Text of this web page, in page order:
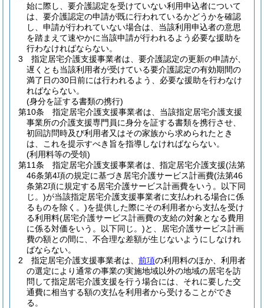
始に際し、要介護認定を受けていない利用申込者について
は、要介護認定の申請が既に行われているかどうかを確認
し、申請が行われていない場合は、当該利用申込者の意思
を踏まえて速やかに当該申請が行われるよう必要な援助を
行わなければならない。
3
指定居宅介護支援事業者は、要介護認定の更新の申請が、
遅くとも当該利用者が受けている要介護認定の有効期間の
満了日の30日前には行われるよう、必要な援助を行わなけ
ればならない。
(身分を証する書類の携行)
第10条
指定居宅介護支援事業者は、当該指定居宅介護支援
事業所の介護支援専門員に身分を証する書類を携行させ、
初回訪問時及び利用者又はその家族から求められたとき
は、これを提示すべき旨を指導しなければならない。
(利用料等の受領)
第11条
指定居宅介護支援事業者は、指定居宅介護支援(法第
46条第4項の規定に基づき居宅介護サービス計画費(法第46
条第2項に規定する居宅介護サービス計画費をいう。以下同
じ。)が当該指定居宅介護支援事業者に支払われる場合に係
るものを除く。)を提供した際にその利用者から支払を受け
る利用料(居宅介護サービス計画費の支給の対象となる費用
に係る対価をいう。以下同じ。)と、居宅介護サービス計画
費の額との間に、不合理な差額が生じないようにしなけれ
ばならない。
2
指定居宅介護支援事業者は、 前項の利用料のほか、利用者
の選定により通常の事業の実施地域以外の地域の居宅を訪
問して指定居宅介護支援を行う場合には、それに要した交
通費に相当する額の支払を利用者から受けることができ
る。